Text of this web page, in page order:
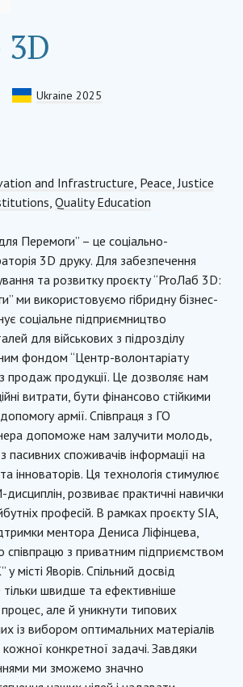
3D
Ukraine 2025
and Infrastructure, Peace, Justice
, Quality Education
Перемоги” – це соціально-
3D друку. Для забезпечення
та розвитку проєкту “ProЛаб 3D:
ми використовуємо гібридну бізнес-
соціальне підприємництво
для військових з підрозділу
фондом “Центр-волонтаріату
продаж продукції. Це дозволяє нам
витрати, бути фінансово стійкими
армії. Співпраця з ГО
допоможе нам залучити молодь,
пасивних споживачів інформації на
інноваторів. Ця технологія стимулює
дисциплін, розвиває практичні навички
професій. В рамках проєкту SIA,
ментора Дениса Ліфінцева,
з приватним підприємством
Яворів. Спільний досвід
швидше та ефективніше
процес, але й уникнути типових
із вибором оптимальних матеріалів
конкретної задачі. Завдяки
ми зможемо значно